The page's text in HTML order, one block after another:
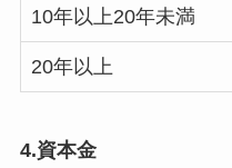
10年以上20年未満
20年以上
4.資本金